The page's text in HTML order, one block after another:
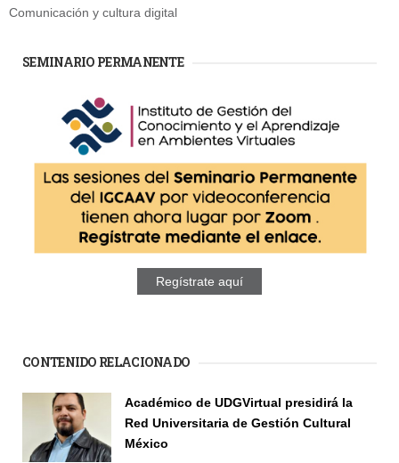
Comunicación y cultura digital
SEMINARIO PERMANENTE
Regístrate aquí
CONTENIDO RELACIONADO
Académico de UDGVirtual presidirá la
Red Universitaria de Gestión Cultural
México
Páginas